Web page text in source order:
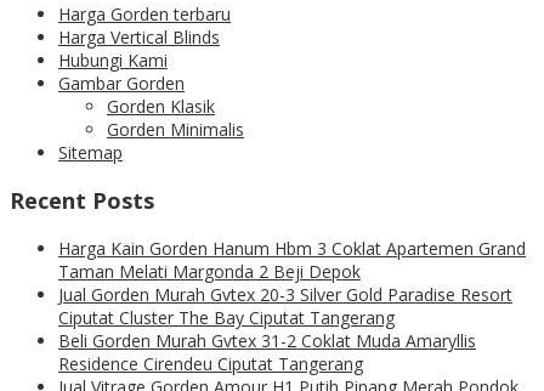
Harga Gorden terbaru
Harga Vertical Blinds
Hubungi Kami
Gambar Gorden
Gorden Klasik
Gorden Minimalis
Sitemap
Recent Posts
Harga Kain Gorden Hanum Hbm 3 Coklat Apartemen Grand
Taman Melati Margonda 2 Beji Depok
Jual Gorden Murah Gvtex 20-3 Silver Gold Paradise Resort
Ciputat Cluster The Bay Ciputat Tangerang
Beli Gorden Murah Gvtex 31-2 Coklat Muda Amaryllis
Residence Cirendeu Ciputat Tangerang
Jual Vitrage Gorden Amour H1 Putih Pinang Merah Pondok